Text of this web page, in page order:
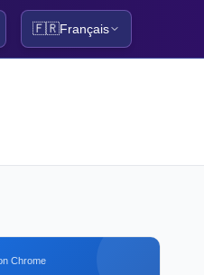
🇫🇷Français
Chrome